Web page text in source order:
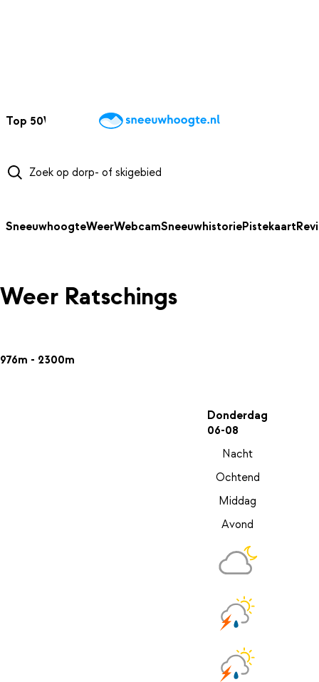
Top 50Webcams WintersportweerKaarten
SneeuwhoogteWeerWebcamSneeuwhistoriePistekaart
Weer Ratschings
976m - 2300m
Donderdag
06-08
Nacht
Ochtend
Middag
Avond